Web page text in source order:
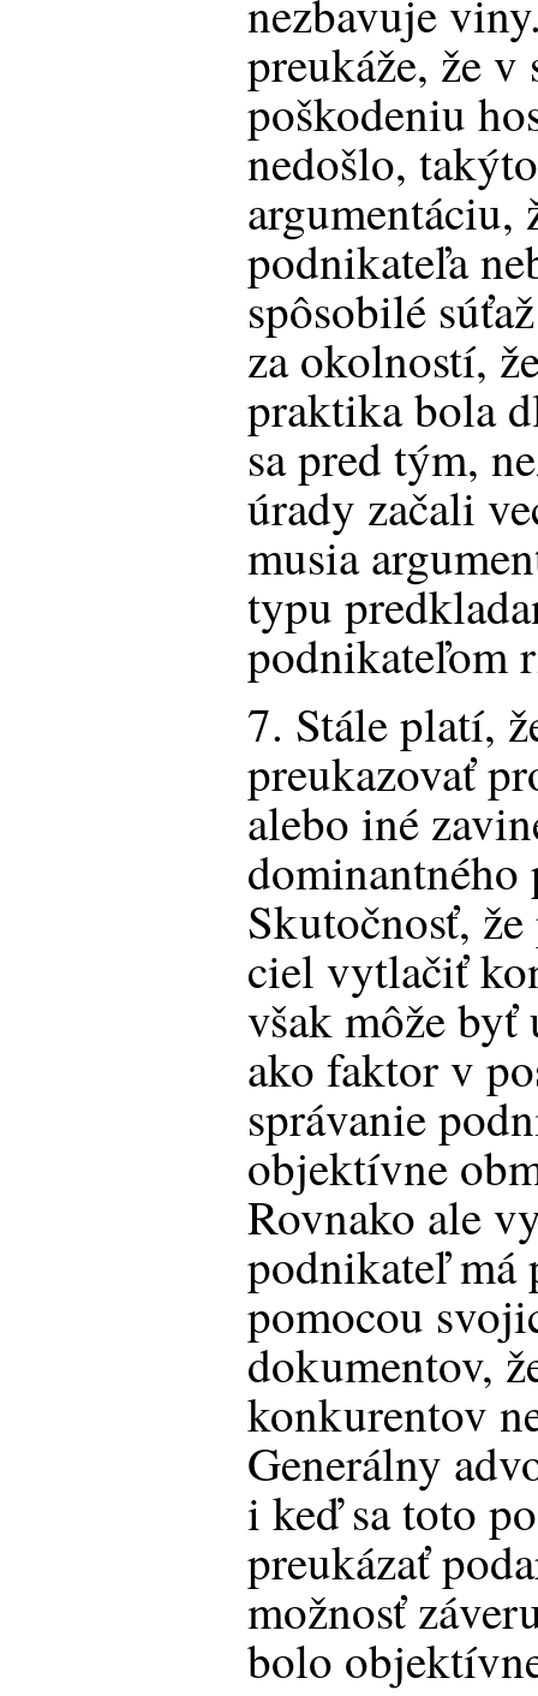
nezbavuje
preukáže, že
poškodeniu
nedošlo,
argumentáciu,
podnikateľa
spôsobilé
za okolností,
praktika bola
sa pred tým,
úrady začali
musia
typu
podnikateľom
7. Stále platí,
preukazovať
alebo iné
dominantného
Skutočnosť,
ciel vytlačiť
však môže byť
ako faktor v
správanie
objektívne
Rovnako ale
podnikateľ má
pomocou
dokumentov,
konkurentov
Generálny
i keď sa toto
preukázať
možnosť
bolo